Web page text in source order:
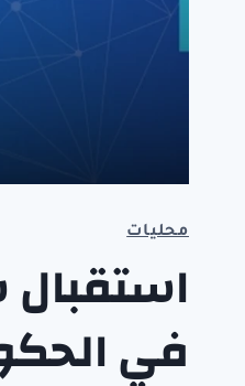
محليات
في